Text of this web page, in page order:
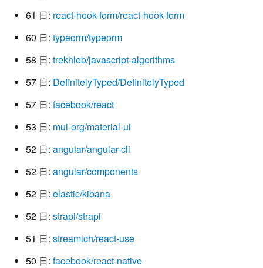
61 日: react-hook-form/react-hook-form
60 日: typeorm/typeorm
58 日: trekhleb/javascript-algorithms
57 日: DefinitelyTyped/DefinitelyTyped
57 日: facebook/react
53 日: mui-org/material-ui
52 日: angular/angular-cli
52 日: angular/components
52 日: elastic/kibana
52 日: strapi/strapi
51 日: streamich/react-use
50 日: facebook/react-native